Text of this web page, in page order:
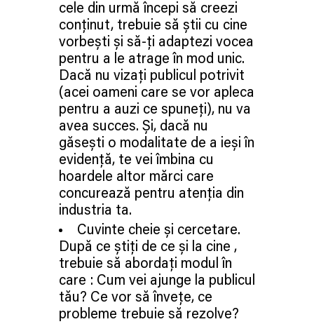
cele din urmă începi să creezi
conținut, trebuie să știi cu cine
vorbești și să-ți adaptezi vocea
pentru a le atrage în mod unic.
Dacă nu vizați publicul potrivit
(acei oameni care se vor apleca
pentru a auzi ce spuneți), nu va
avea succes. Și, dacă nu
găsești o modalitate de a ieși în
evidență, te vei îmbina cu
hoardele altor mărci care
concurează pentru atenția din
industria ta.
Cuvinte cheie și cercetare.
După ce știți de ce și la cine ,
trebuie să abordați modul în
care : Cum vei ajunge la publicul
tău? Ce vor să învețe, ce
probleme trebuie să rezolve?